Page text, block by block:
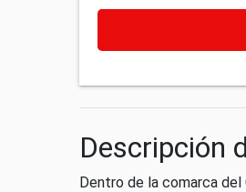
Descripción
Dentro de la comarca